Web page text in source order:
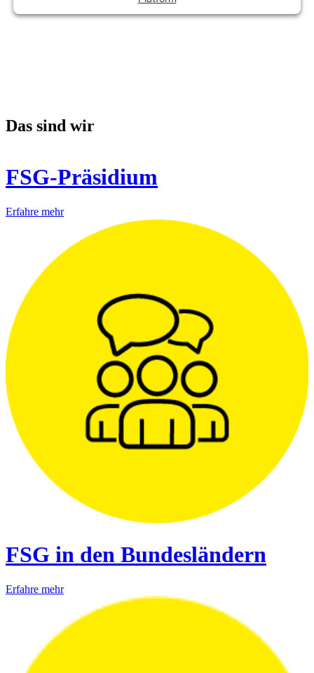
Das sind wir
FSG-Präsidium
Erfahre mehr
FSG in den Bundesländern
Erfahre mehr